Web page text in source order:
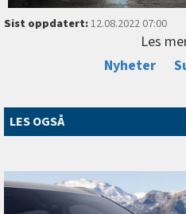
Sist oppdatert:12.08.2022 07:00
Les
Nyheter
LES OGSÅ